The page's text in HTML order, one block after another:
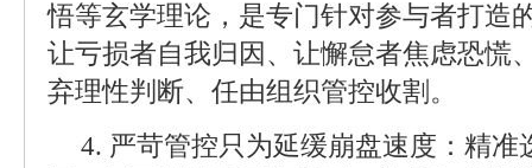
悟等玄学理论，是专门针对参与者打造
让亏损者自我归因、让懈怠者焦虑恐慌
弃理性判断、任由组织管控收割。
4. 严苛管控只为延缓崩盘速度：精准